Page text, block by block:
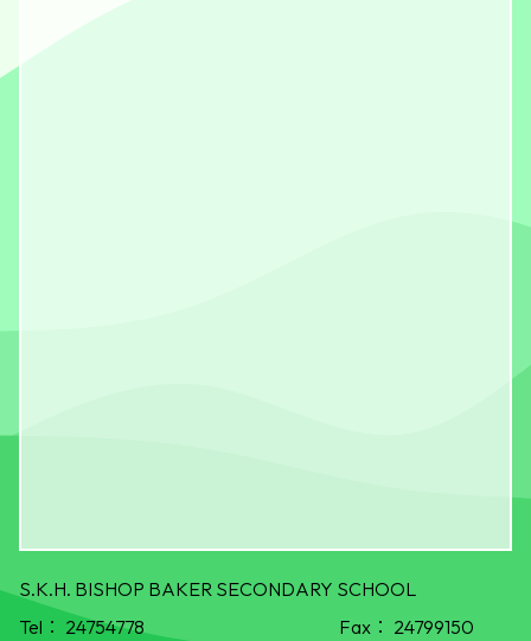
S.K.H. BISHOP BAKER SECONDARY SCHOOL
Tel： 24754778 Fax： 24799150